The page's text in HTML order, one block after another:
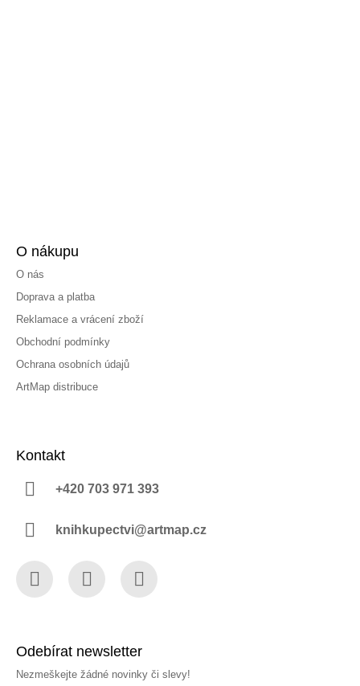
O nákupu
O nás
Doprava a platba
Reklamace a vrácení zboží
Obchodní podmínky
Ochrana osobních údajů
ArtMap distribuce
Kontakt
+420 703 971 393
knihkupectvi@artmap.cz
Odebírat newsletter
Nezmeškejte žádné novinky či slevy!